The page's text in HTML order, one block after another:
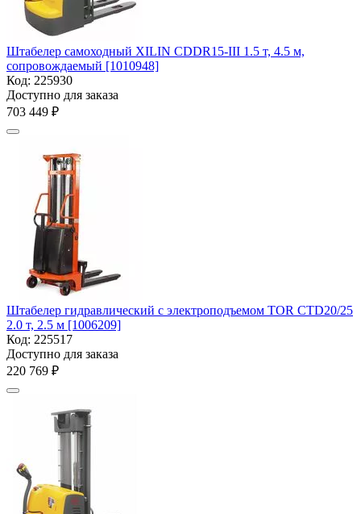
Штабелер самоходный XILIN CDDR15-III 1.5 т, 4.5 м,
сопровождаемый [1010948]
Код: 225930
Доступно для заказа
703 449 ₽
Штабелер гидравлический с электроподъемом TOR CTD20/25
2.0 т, 2.5 м [1006209]
Код: 225517
Доступно для заказа
220 769 ₽